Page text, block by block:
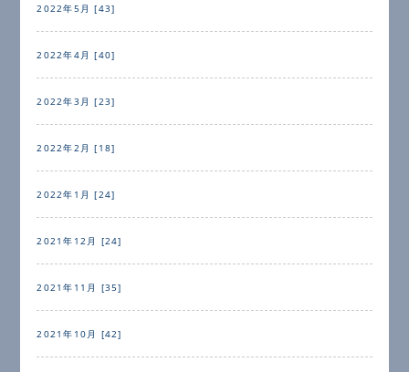
2022年5月 [43]
2022年4月 [40]
2022年3月 [23]
2022年2月 [18]
2022年1月 [24]
2021年12月 [24]
2021年11月 [35]
2021年10月 [42]